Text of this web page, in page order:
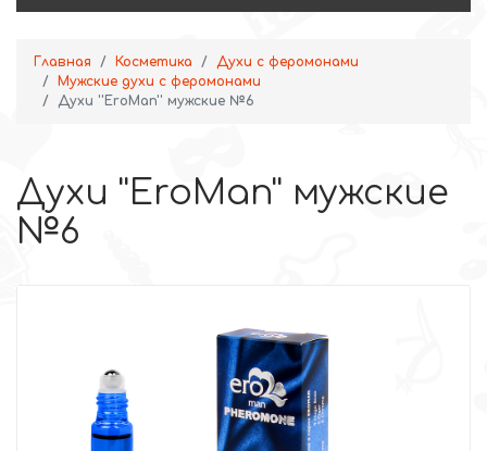
Главная Косметика
Духи с феромонами
Мужские духи с феромонами
Духи ''EroMan'' мужские №6
Духи ''EroMan'' мужские
№6